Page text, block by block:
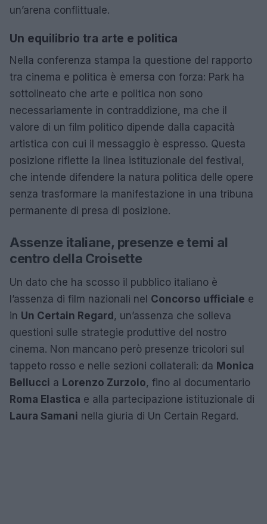
un’arena conflittuale.
Un equilibrio tra arte e politica
Nella conferenza stampa la questione del rapporto
tra cinema e politica è emersa con forza: Park ha
sottolineato che arte e politica non sono
necessariamente in contraddizione, ma che il
valore di un film politico dipende dalla capacità
artistica con cui il messaggio è espresso. Questa
posizione riflette la linea istituzionale del festival,
che intende difendere la natura politica delle opere
senza trasformare la manifestazione in una tribuna
permanente di presa di posizione.
Assenze italiane, presenze e temi al
centro della Croisette
Un dato che ha scosso il pubblico italiano è
l’assenza di film nazionali nel Concorso ufficiale e
in Un Certain Regard, un’assenza che solleva
questioni sulle strategie produttive del nostro
cinema. Non mancano però presenze tricolori sul
tappeto rosso e nelle sezioni collaterali: da Monica
Bellucci a Lorenzo Zurzolo, fino al documentario
Roma Elastica e alla partecipazione istituzionale di
Laura Samani nella giuria di Un Certain Regard.